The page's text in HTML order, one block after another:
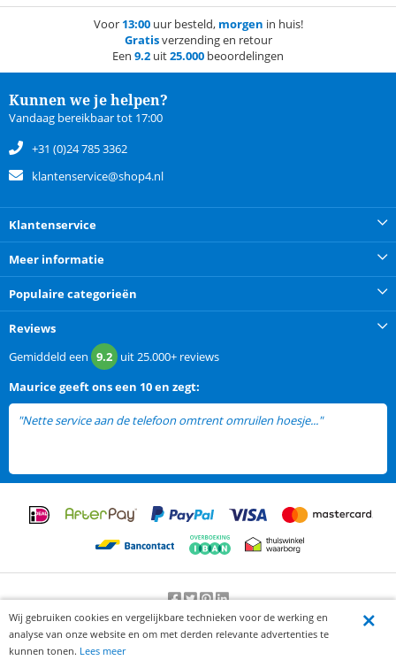
Voor 13:00uur besteld, morgen in huis!
Gratisverzending en retour
Een 9.2 uit25.000 beoordelingen
Kunnen we je helpen?
Vandaag bereikbaar tot 17:00
+31 (0)24 785 3362
klantenservice@shop4.nl
Klantenservice
Meer informatie
Populaire categorieën
Reviews
Gemiddeld een 9.2 uit25.000+ reviews
Mauricegeeft ons een 10 en zegt:
"Nette service aan de telefoon omtrent omruilen hoesje..."
Beoordeling door klanten:9.2/10-25000beoordelingen
Wij gebruiken cookies en vergelijkbare technieken voor de werking en
analyse van onze website en om met derden relevante advertenties te
kunnen tonen. Lees meer